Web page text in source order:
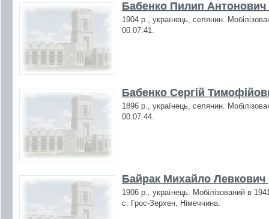
Бабенко Пилип Антонович
1904 р., українець, селянин.
00.07.41.
Бабенко Сергій
1896 р., українець, селянин.
00.07.44.
Байрак Михайло Левкович
1906 р., українець. Мобілізований в
с. Грос-Зерхен, Німеччина.